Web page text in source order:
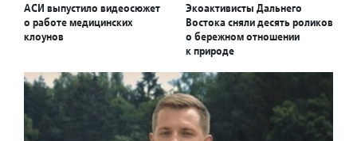
АСИ выпустило видеосюжет
о работе медицинских
клоунов
Экоактивисты Дальнего
Востока сняли десять роликов
о бережном отношении
к природе